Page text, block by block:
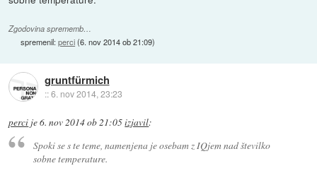
Zgodovina sprememb…
spremenil:perci(6. nov 2014 ob 21:09)
gruntfürmich
::6. nov 2014, 23:23
perci je6. nov 2014 ob 21:05izjavil:
Spoki se s te teme, namenjena je osebam z IQjem nad številko
sobne temperature.